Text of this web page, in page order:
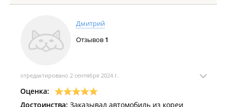
Дмитрий
Отзывов 1
отредактировано 2 сентября 2024 г.
Оценка:
Достоинства: Заказывал автомобиль из кореи